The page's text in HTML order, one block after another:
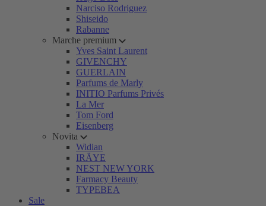
Narciso Rodriguez
Shiseido
Rabanne
Marche premium
Yves Saint Laurent
GIVENCHY
GUERLAIN
Parfums de Marly
INITIO Parfums Privés
La Mer
Tom Ford
Eisenberg
Novita
Widian
IRÄYE
NEST NEW YORK
Farmacy Beauty
TYPEBEA
Sale